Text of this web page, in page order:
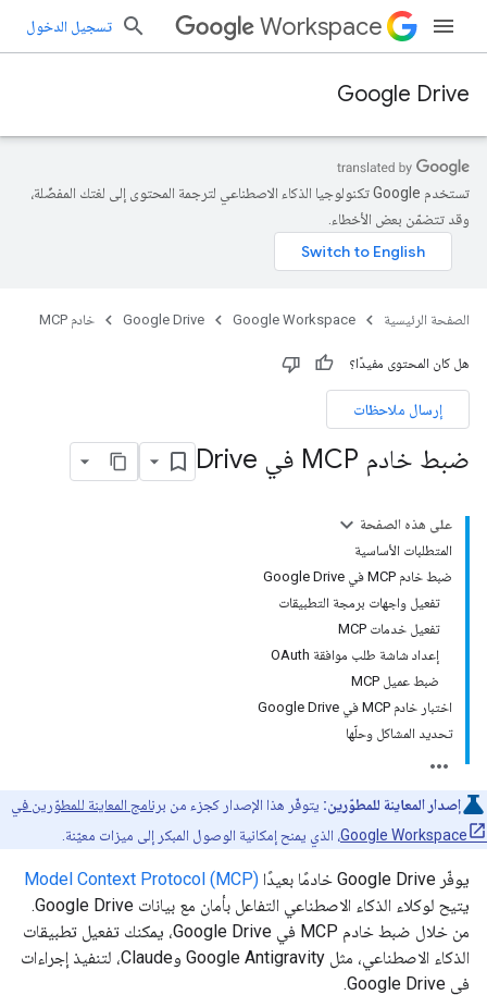
Workspace تسجيل الدخول
Google Drive
تستخدم Google تكنولوجيا الذكاء الاصطناعي لترجمة المحتوى إلى لغتك المفضّلة،
وقد تتضمّن بعض الأخطاء.
الصفحة الرئيسية Google Workspace
Google Drive خادم MCP
هل كان المحتوى مفيدًا؟
إرسال ملاحظات
ضبط خادم MCP في Drive
على هذه الصفحة
المتطلبات الأساسية
ضبط خادم MCP في Google Drive
تفعيل واجهات برمجة التطبيقات
تفعيل خدمات MCP
إعداد شاشة طلب موافقة OAuth
ضبط عميل MCP
اختبار خادم MCP في Google Drive
تحديد المشاكل وحلّها
إصدار المعاينة للمطوّرين: يتوفّر هذا الإصدار كجزء من برنامج المعاينة للمطوّرين في
Google Workspace، الذي يمنح إمكانية الوصول المبكر إلى ميزات معيّنة.
يوفّر Google Drive خادمًا بعيدًا
Model Context Protocol (MCP)
يتيح لوكلاء الذكاء الاصطناعي التفاعل بأمان مع بيانات Google Drive.
من خلال ضبط خادم MCP في Google Drive، يمكنك تفعيل تطبيقات
الذكاء الاصطناعي، مثل Google Antigravity وClaude، لتنفيذ إجراءات
في Google Drive.